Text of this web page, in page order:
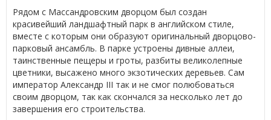
Рядом с Массандровским дворцом был создан
красивейший ландшафтный парк в английском стиле,
вместе с которым они образуют оригинальный дворцово-
парковый ансамбль. В парке устроены дивные аллеи,
таинственные пещеры и гроты, разбиты великолепные
цветники, высажено много экзотических деревьев. Сам
император Александр III так и не смог полюбоваться
своим дворцом, так как скончался за несколько лет до
завершения его строительства.